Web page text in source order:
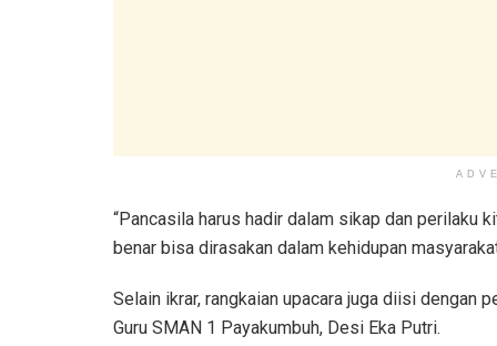
“Pancasila harus hadir dalam sikap dan perilaku
benar bisa dirasakan dalam kehidupan
Selain ikrar, rangkaian upacara juga diisi dengan
Guru SMAN 1 Payakumbuh, Desi Eka Putri.